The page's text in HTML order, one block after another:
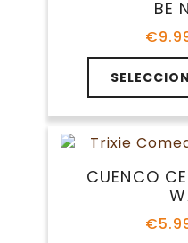
BE
€
Este
producto
tiene
múltiples
variantes.
opciones
pueden
CUENCO
€